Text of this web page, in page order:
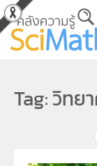
Skip to main
Tag: วิทย